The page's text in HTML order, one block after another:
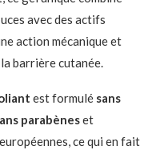
avec des actifs
action mécanique et
barrière cutanée.
est formulé sans
parabèneset
ce qui en fait